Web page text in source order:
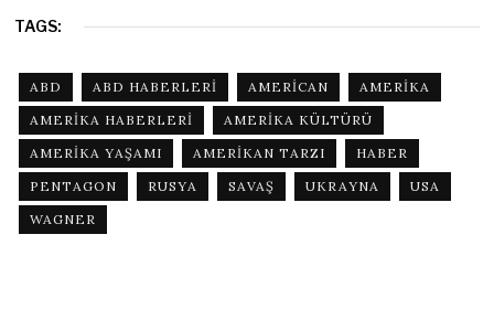
TAGS:
ABD ABD HABERLERI AMERICAN
AMERIKA
AMERIKA HABERLERI
AMERIKA KÜLTÜRÜ
AMERIKA YAŞAMI
AMERIKAN TARZI
HABER
PENTAGON
RUSYA SAVAŞ UKRAYNA
USA
WAGNER